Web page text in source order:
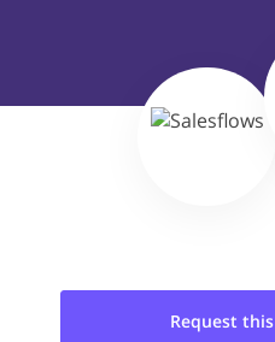
Request this